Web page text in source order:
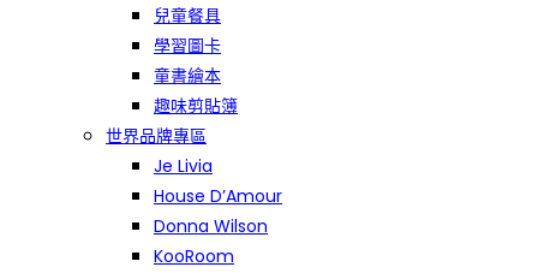
兒童餐具
學習圖卡
童書繪本
趣味剪貼簿
世界品牌專區
Je Livia
House D’Amour
Donna Wilson
KooRoom